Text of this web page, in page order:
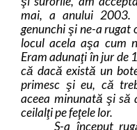
mai, a anului 2003.
genunchi şi ne-a rugat
locul acela aşa cum
Eram adunaţi în jur de
că dacă există un
primesc şi eu, că
aceea minunată şi să
ceilalţi pe feţele lor.
S-a început